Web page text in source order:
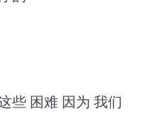
些 困难 因为 我们